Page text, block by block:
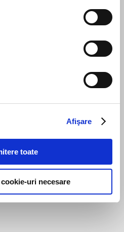
Afişare
toate
uri necesare
maximum size
& Company for recruitment
by Filip & Company in